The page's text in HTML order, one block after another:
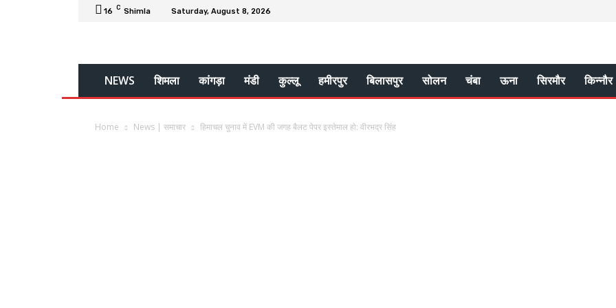
16 C Shimla Saturday, August 8, 2026
NEWS शिमला कांगड़ा मंडी कुल्लू हमीरपुर बिलासपुर सोलन चंबा ऊना सिरमौर किन्नौर
Home News | समाचार हिमाचल चुनाव में EVM की जगह बैलट पेपर इस्तेमाल हो: वीरभद्र सिंह